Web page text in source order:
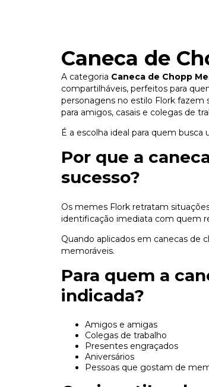
Caneca de
A categoria Caneca de Chopp
compartilháveis, perfeitos para
personagens no estilo Flork fazem
para amigos, casais e colegas de
É a escolha ideal para quem
Por que a
sucesso?
Os memes Flork retratam
identificação imediata com quem
Quando aplicados em canecas de
memoráveis.
Para quem a
indicada?
Amigos e amigas
Colegas de trabalho
Presentes engraçados
Aniversários
Pessoas que gostam de